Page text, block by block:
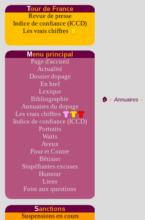
Tour de France
Revue de presse
Indice de confiance (ICCD)
Les vrais chiffres
Menu principal
Page d'accueil
Actualité
Dossier dopage
En bref
Lexique
Bibliographie
Annuaires du dopage
Les vrais chiffres
Indice de confiance (ICCD)
Portraits
Watts
Aveux
Pour et Contre
Bêtisier
Stupéfiantes excuses
Humour
Liens
Foire aux questions
Sanctions
Suspensions en cours
🏠︎ › Annuaires ›